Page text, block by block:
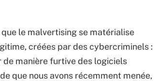
le malvertising se matérialise
créées par des cybercriminels :
manière furtive des logiciels
que nous avons récemment menée,